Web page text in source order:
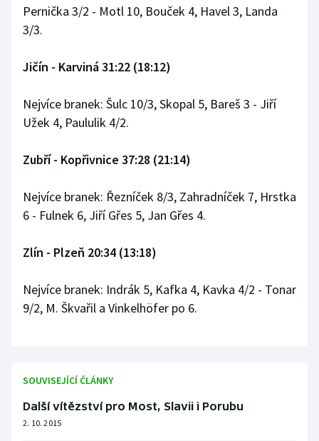
Pernička 3/2 - Motl 10, Bouček 4, Havel 3, Landa
3/3.
Jičín - Karviná 31:22 (18:12)
Nejvíce branek: Šulc 10/3, Skopal 5, Bareš 3 - Jiří
Užek 4, Paululik 4/2.
Zubří - Kopřivnice 37:28 (21:14)
Nejvíce branek: Řezníček 8/3, Zahradníček 7, Hrstka
6 - Fulnek 6, Jiří Gřes 5, Jan Gřes 4.
Zlín - Plzeň 20:34 (13:18)
Nejvíce branek: Indrák 5, Kafka 4, Kavka 4/2 - Tonar
9/2, M. Škvařil a Vinkelhöfer po 6.
SOUVISEJÍCÍ ČLÁNKY
Další vítězství pro Most, Slavii i Porubu
2. 10. 2015